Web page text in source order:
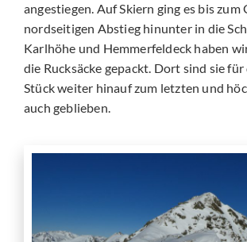
angestiegen. Auf Skiern ging es bis zum
nordseitigen Abstieg hinunter in die
Karlhöhe und Hemmerfeldeck haben
die Rucksäcke gepackt. Dort sind sie für
Stück weiter hinauf zum letzten und
auch geblieben.